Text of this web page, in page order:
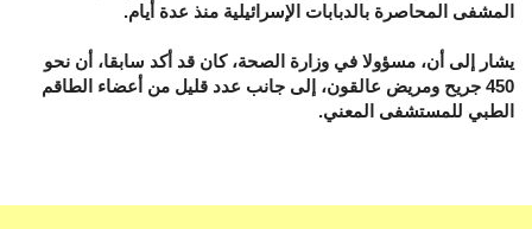
المشفى المحاصرة بالدبابات الإسرائيلية منذ عدة أيام.
يشار إلى أن، مسؤولا في وزارة الصحة، كان قد أكد سابقا، أن نحو
450 جريح ومريض عالقون، إلى جانب عدد قليل من أعضاء الطاقم
الطبي للمستشفى المعني.